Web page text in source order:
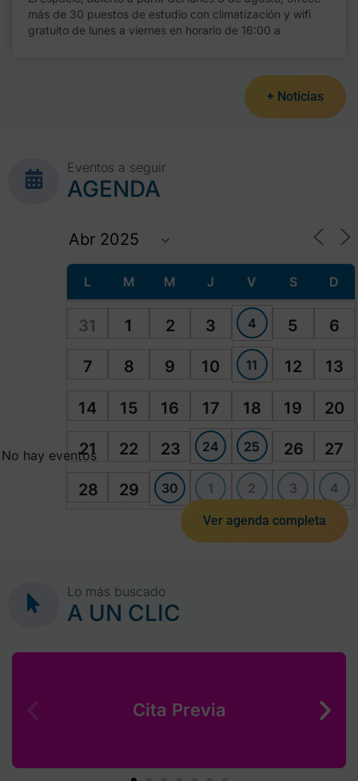
más de 30 puestos de estudio con climatización y wifi
gratuito de lunes a viernes en horario de 16:00 a
+ Noticias
Eventos a seguir
AGENDA
L M M J V S D
31 1 2 3 4 5 6
7 8 9 10 11 12 13
14 15 16 17 18 19 20
21 22 23 24 25 26 27
28 29 30 1 2 3 4
No hay eventos
Ver agenda completa
Lo más buscado
A UN CLIC
Cita Previa